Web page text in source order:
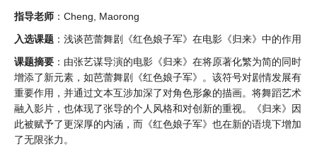
指导老师 ：Cheng, Maorong
入选课题 ：浅谈芭蕾舞剧《红色娘子军》在电影《归来》中的作用
课题摘要 ：由张艺谋导演的电影《归来》在将原著化繁为简的同时
增添了新元素，如芭蕾舞剧《红色娘子军》。该符号对剧情发展有
重要作用，并通过文本互涉加深了对角色形象的描画。将舞蹈艺术
融入影片，也体现了张导的个人风格和对创新的重视。《归来》因
此被赋予了更深厚的内涵，而《红色娘子军》也在新的语境下增加
了无限张力。